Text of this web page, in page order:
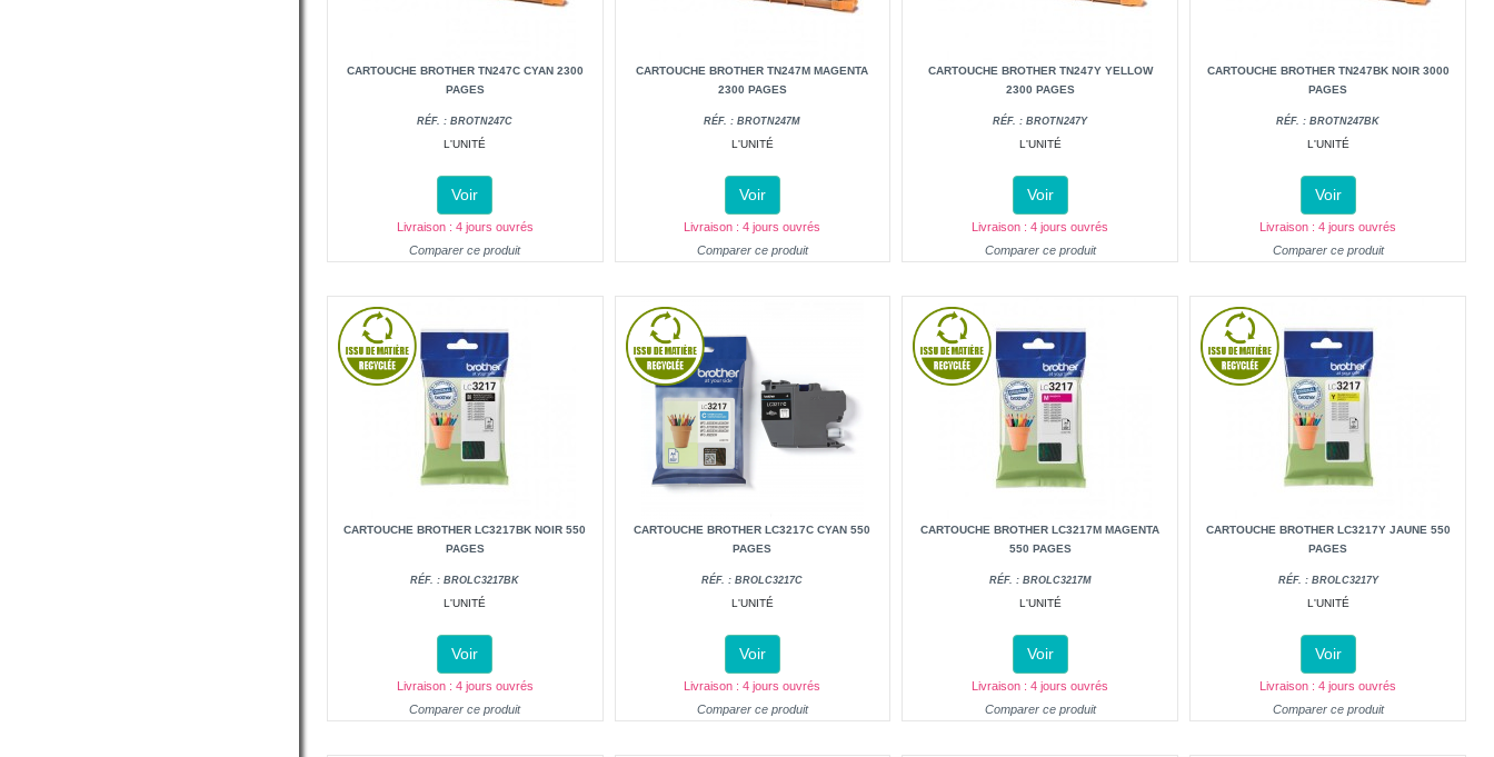
CARTOUCHE BROTHER TN247C CYAN 2300
PAGES
RÉF. : BROTN247C
L'UNITÉ
Voir
Livraison : 4 jours ouvrés
Comparer ce produit
CARTOUCHE BROTHER TN247M MAGENTA
2300 PAGES
RÉF. : BROTN247M
L'UNITÉ
Voir
Livraison : 4 jours ouvrés
Comparer ce produit
CARTOUCHE BROTHER TN247Y YELLOW
2300 PAGES
RÉF. : BROTN247Y
L'UNITÉ
Voir
Livraison : 4 jours ouvrés
Comparer ce produit
CARTOUCHE BROTHER TN247BK NOIR 3000
PAGES
RÉF. : BROTN247BK
L'UNITÉ
Voir
Livraison : 4 jours ouvrés
Comparer ce produit
CARTOUCHE BROTHER LC3217BK NOIR 550
PAGES
RÉF. : BROLC3217BK
L'UNITÉ
Voir
Livraison : 4 jours ouvrés
Comparer ce produit
CARTOUCHE BROTHER LC3217C CYAN 550
PAGES
RÉF. : BROLC3217C
L'UNITÉ
Voir
Livraison : 4 jours ouvrés
Comparer ce produit
CARTOUCHE BROTHER LC3217M MAGENTA
550 PAGES
RÉF. : BROLC3217M
L'UNITÉ
Voir
Livraison : 4 jours ouvrés
Comparer ce produit
CARTOUCHE BROTHER LC3217Y JAUNE 550
PAGES
RÉF. : BROLC3217Y
L'UNITÉ
Voir
Livraison : 4 jours ouvrés
Comparer ce produit